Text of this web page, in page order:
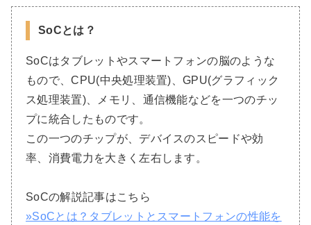
SoCとは？
SoCはタブレットやスマートフォンの脳のような
もので、CPU(中央処理装置)、GPU(グラフィック
ス処理装置)、メモリ、通信機能などを一つのチッ
プに統合したものです。
この一つのチップが、デバイスのスピードや効
率、消費電力を大きく左右します。
SoCの解説記事はこちら
»SoCとは？タブレットとスマートフォンの性能を